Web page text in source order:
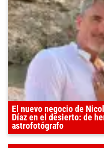
El nuevo negocio de
Díaz en el desierto: de
astrofotógrafo